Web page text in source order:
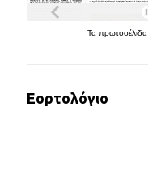
Τα πρωτοσέλιδα
Εορτολόγιο